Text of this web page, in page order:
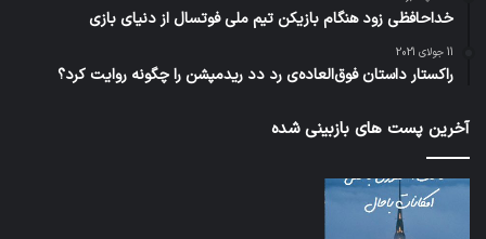
خداحافظی زود هنگام بازیکن تیم ملی فوتسال از دنیای بازی
11 جولای 2021
راکستار داستان فوق‌العاده‌ی رد دد ریدمپشن را چگونه روایت کرد؟
آخرین پست های بازبینی شده